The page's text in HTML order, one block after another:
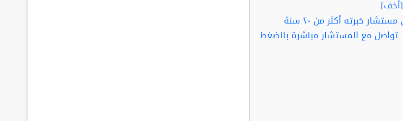
[أخف]
قبل ان تدخل هذا المشروع خد استشارة مجانية من مستشار خبرته أكثر من ٢٠ سنة
تواصل مع المستشار مباشرة بالضغط